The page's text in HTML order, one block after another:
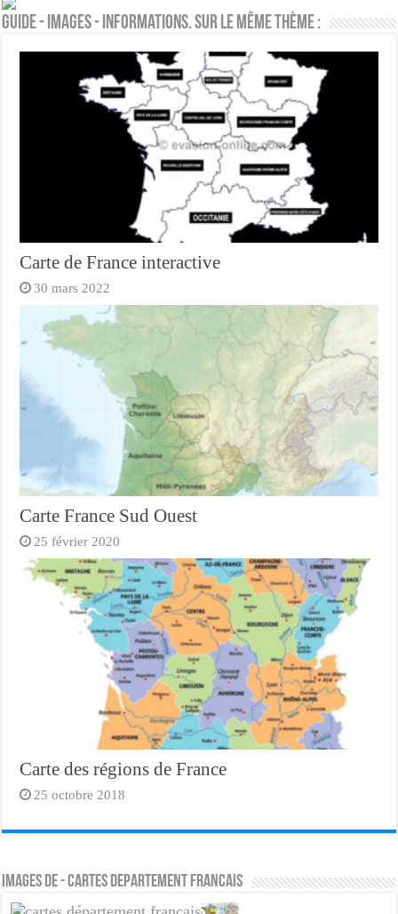
Guide - Images - Informations. Sur le même thème :
Carte de France interactive
30 mars 2022
Carte France Sud Ouest
25 février 2020
Carte des régions de France
25 octobre 2018
Images de - cartes departement francais